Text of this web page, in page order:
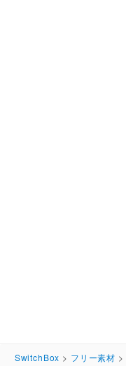
SwitchBox > フリー素材 >